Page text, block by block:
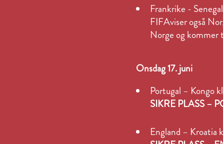
Frankrike -
FIFAviser også
Norge og kommer
Onsdag 17. juni
Portugal – Kongo
SIKRE PLASS –
England – Kroatia